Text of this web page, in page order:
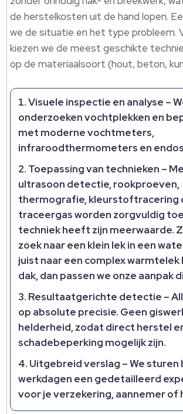
de herstelkosten uit de hand lopen.​
we de situatie en het type probleem.​
kiezen we de meest geschikte
op de materiaalsoort (hout, beton,
Visuele inspectie en analyse –
onderzoeken vochtplekken en
met moderne vochtmeters,
infraroodthermometers en
Toepassing van technieken –
ultrasoon detectie, rookproeven,
thermografie, kleurstoftracering
traceergas worden zorgvuldig
techniek heeft zijn meerwaarde.​
zoek naar een klein lek in een
juist naar een complex warmtelek
dak, dan passen we onze aanpak
Resultaatgerichte detectie –
op absolute precisie.​ Geen
helderheid, zodat direct herstel
schadebeperking mogelijk zijn.​
Uitgebreid verslag – We sturen
werkdagen een gedetailleerd
voor je verzekering, aannemer of